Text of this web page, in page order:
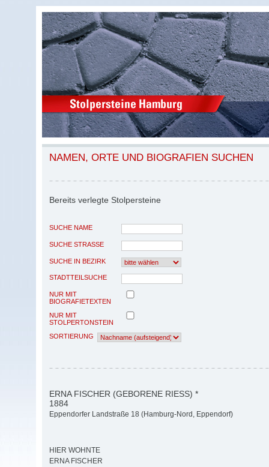
NAMEN, ORTE UND BIOGRAFIEN SUCHEN
Bereits verlegte Stolpersteine
SUCHE NAME
SUCHE STRASSE
SUCHE IN BEZIRK
STADTTEILSUCHE
NUR MIT
BIOGRAFIETEXTEN
NUR MIT
STOLPERTONSTEIN
SORTIERUNG
ERNA FISCHER (GEBORENE RIESS) *
1884
Eppendorfer Landstraße 18 (Hamburg-Nord, Eppendorf)
HIER WOHNTE
ERNA FISCHER